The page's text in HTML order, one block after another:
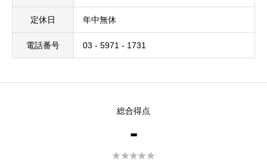
定休日 年中無休
電話番号 03 - 5971 - 1731
総合得点
-
